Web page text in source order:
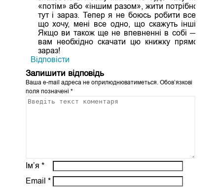
«потім» або «іншим разом», жити потрібно
тут і зараз. Тепер я не боюсь робити все,
що хочу, мені все одно, що скажуть інші.
Якщо ви також ще не впевненні в собі —
вам необхідно скачати цю книжку прямо
зараз!
Відповіcти
Залишити відповідь
Ваша e-mail адреса не оприлюднюватиметься.Обов’язкові
поля позначені *
Ім’я *
Email *